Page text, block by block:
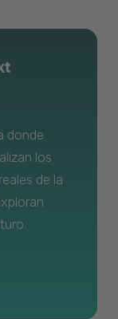
donde
los
de la